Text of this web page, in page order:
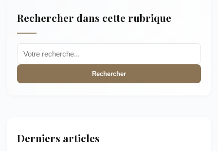
Rechercher dans cette rubrique
Rechercher
Derniers articles